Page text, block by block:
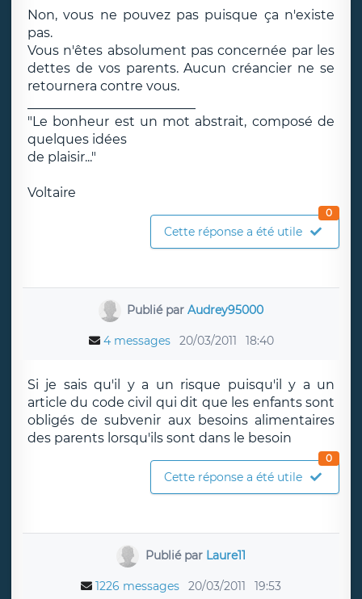
Non, vous ne pouvez pas puisque ça n'existe
pas.
Vous n'êtes absolument pas concernée par les
dettes de vos parents. Aucun créancier ne se
retournera contre vous.
"Le bonheur est un mot abstrait, composé de
quelques idées
de plaisir..."
Voltaire
Cette réponse a été utile
0
Publié parAudrey95000
4 messages 20/03/2011 18:40
Si je sais qu'il y a un risque puisqu'il y a un
article du code civil qui dit que les enfants sont
obligés de subvenir aux besoins alimentaires
des parents lorsqu'ils sont dans le besoin
Cette réponse a été utile
0
Publié par Laure11
1226 messages 20/03/2011 19:53